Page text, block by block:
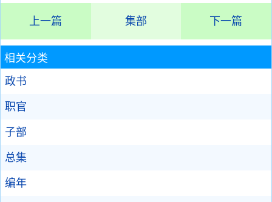
上一篇 集部 下一篇
相关分类
政书
职官
子部
总集
编年